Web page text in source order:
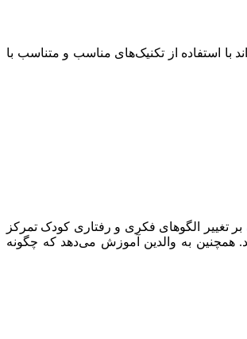
استفاده از تکنیک‌های مناسب و متناسب با
بر تغییر الگوهای فکری و رفتاری کودک تمرکز
همچنین به والدین آموزش می‌دهد که چگونه